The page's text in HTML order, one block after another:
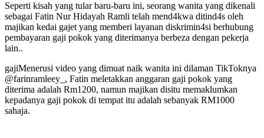
Seperti kisah yang tular baru-baru ini, seorang wanita yang dikenali
sebagai Fatin Nur Hidayah Ramli telah mend4kwa ditind4s oleh
majikan kedai gajet yang memberi layanan diskrimin4si berhubung
pembayaran gaji pokok yang diterimanya berbeza dengan pekerja
lain..
gajiMenerusi video yang dimuat naik wanita ini dilaman TikToknya
@farinramleey_, Fatin meletakkan anggaran gaji pokok yang
diterima adalah Rm1200, namun majikan disitu memaklumkan
kepadanya gaji pokok di tempat itu adalah sebanyak RM1000
sahaja.